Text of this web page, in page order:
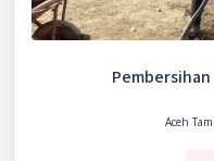
Pembersihan
Aceh